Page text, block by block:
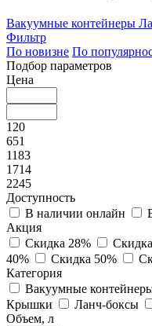
Вакуумные контейнеры
Фильтр
По новизне По
Подбор параметров
Цена
120
651
1183
1714
2245
Доступность
В наличии онлайн
Акция
Скидка 28%
40%
Скидка 50%
Категория
Вакуумные
Крышки
Ланч-боксы
Объем, л